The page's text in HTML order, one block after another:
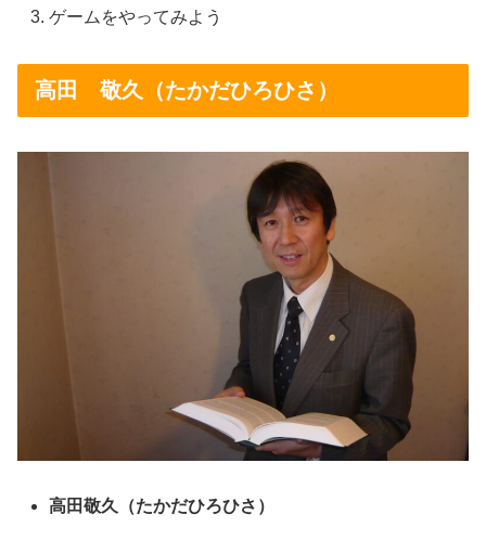
ゲームをやってみよう
高田 敬久（たかだひろひさ）
高田敬久（たかだひろひさ）